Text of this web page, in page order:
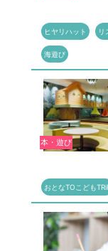
ヒヤリハット リ
海遊び
本・遊び
おとなTOこども